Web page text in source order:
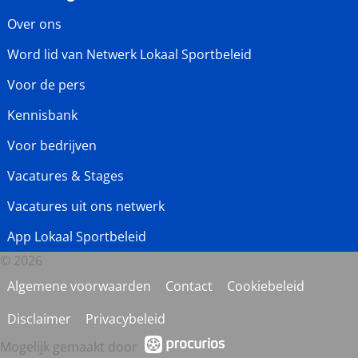
Over ons
Word lid van Netwerk Lokaal Sportbeleid
Voor de pers
Kennisbank
Voor bedrijven
Vacatures & Stages
Vacatures uit ons netwerk
App Lokaal Sportbeleid
© 2026
Algemene voorwaarden
Contact
Cookiebeleid
Disclaimer
Privacybeleid
Mogelijk gemaakt door